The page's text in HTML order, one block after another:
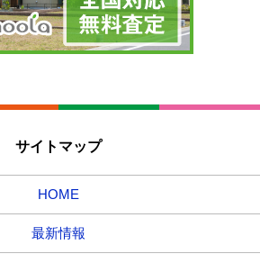
サイトマップ
HOME
最新情報